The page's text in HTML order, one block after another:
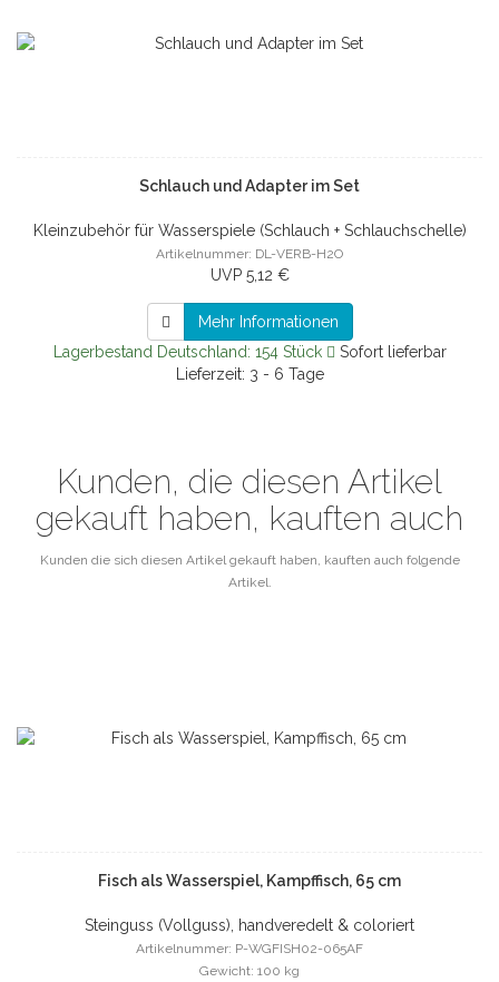
Schlauch und Adapter im Set
Kleinzubehör für Wasserspiele (Schlauch + Schlauchschelle)
Artikelnummer: DL-VERB-H2O
UVP 5,12 €
Mehr Informationen
Lagerbestand Deutschland: 154 Stück
Sofort lieferbar
Lieferzeit: 3 - 6 Tage
Kunden, die diesen Artikel
gekauft haben, kauften auch
Kunden die sich diesen Artikel gekauft haben, kauften auch folgende
Artikel.
Fisch als Wasserspiel, Kampffisch, 65 cm
Steinguss (Vollguss), handveredelt & coloriert
Artikelnummer: P-WGFISH02-065AF
Gewicht: 100 kg